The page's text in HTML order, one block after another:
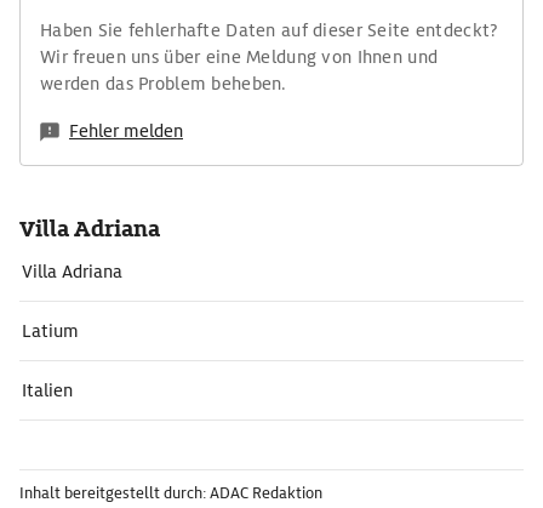
Haben Sie fehlerhafte Daten auf dieser Seite entdeckt?
Wir freuen uns über eine Meldung von Ihnen und
werden das Problem beheben.
Fehler melden
Villa Adriana
Villa Adriana
Latium
Italien
Inhalt bereitgestellt durch: ADAC Redaktion